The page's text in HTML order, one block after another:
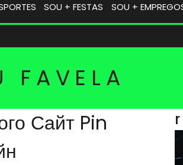
SOU + FESTAS SOU +
FAVELA
Сайт Pin